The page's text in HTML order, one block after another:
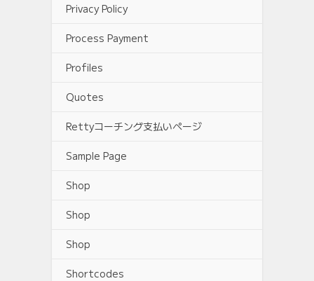
Privacy Policy
Process Payment
Profiles
Quotes
Rettyコーチング支払いページ
Sample Page
Shop
Shop
Shop
Shortcodes